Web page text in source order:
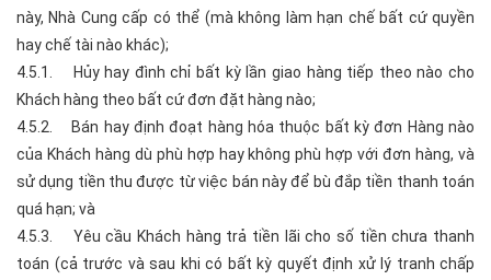
này, Nhà Cung cấp có thể (mà không làm hạn chế bất cứ quyền
hay chế tài nào khác);
4.5.1. Hủy hay đình chỉ bất kỳ lần giao hàng tiếp theo nào cho
Khách hàng theo bất cứ đơn đặt hàng nào;
4.5.2. Bán hay định đoạt hàng hóa thuộc bất kỳ đơn Hàng nào
của Khách hàng dù phù hợp hay không phù hợp với đơn hàng, và
sử dụng tiền thu được từ việc bán này để bù đắp tiền thanh toán
quá hạn; và
4.5.3. Yêu cầu Khách hàng trả tiền lãi cho số tiền chưa thanh
toán (cả trước và sau khi có bất kỳ quyết định xử lý tranh chấp